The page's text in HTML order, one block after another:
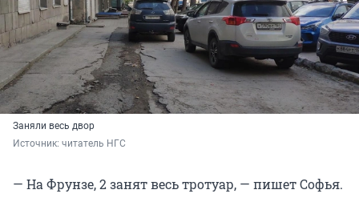
Заняли весь двор
Источник: читатель НГС
— На Фрунзе, 2 занят весь тротуар, — пишет Софья.